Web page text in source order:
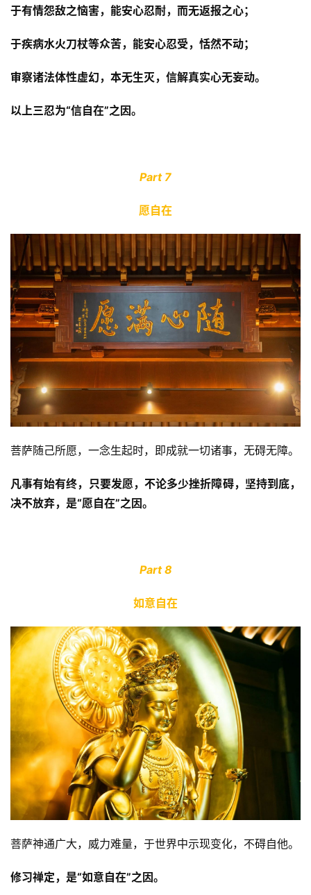
乐
提
专
题
教
人
物
寺
院
巡
礼
视
频
纪
录
法
规
免
声
明
登录 注册
于有情怨敌之恼害，能安心忍耐，而无返报之心；
于疾病水火刀杖等众苦，能安心忍受，恬然不动；
审察诸法体性虚幻，本无生灭，信解真实心无妄动。
以上三忍为“信自在”之因。
Part 7
愿自在
菩萨随己所愿，一念生起时，即成就一切诸事，无碍无障。
凡事有始有终，只要发愿，不论多少挫折障碍，坚持到底，
决不放弃，是“愿自在”之因。
Part 8
如意自在
菩萨神通广大，威力难量，于世界中示现变化，不碍自他。
修习禅定，是“如意自在”之因。